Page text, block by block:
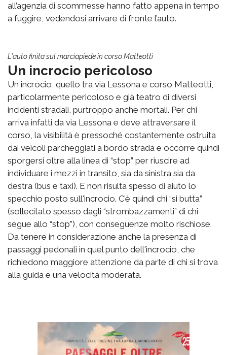
all’agenzia di scommesse hanno fatto appena in tempo
a fuggire, vedendosi arrivare di fronte l’auto.
L'auto finita sul marciapiede in corso Matteotti
Un incrocio pericoloso
Un incrocio, quello tra via Lessona e corso Matteotti,
particolarmente pericoloso e già teatro di diversi
incidenti stradali, purtroppo anche mortali. Per chi
arriva infatti da via Lessona e deve attraversare il
corso, la visibilità è pressoché costantemente ostruita
dai veicoli parcheggiati a bordo strada e occorre quindi
sporgersi oltre alla linea di “stop” per riuscire ad
individuare i mezzi in transito, sia da sinistra sia da
destra (bus e taxi). E non risulta spesso di aiuto lo
specchio posto sull'incrocio. C’è quindi chi “si butta”
(sollecitato spesso dagli “strombazzamenti” di chi
segue allo “stop”), con conseguenze molto rischiose.
Da tenere in considerazione anche la presenza di
passaggi pedonali in quel punto dell'incrocio, che
richiedono maggiore attenzione da parte di chi si trova
alla guida e una velocità moderata.